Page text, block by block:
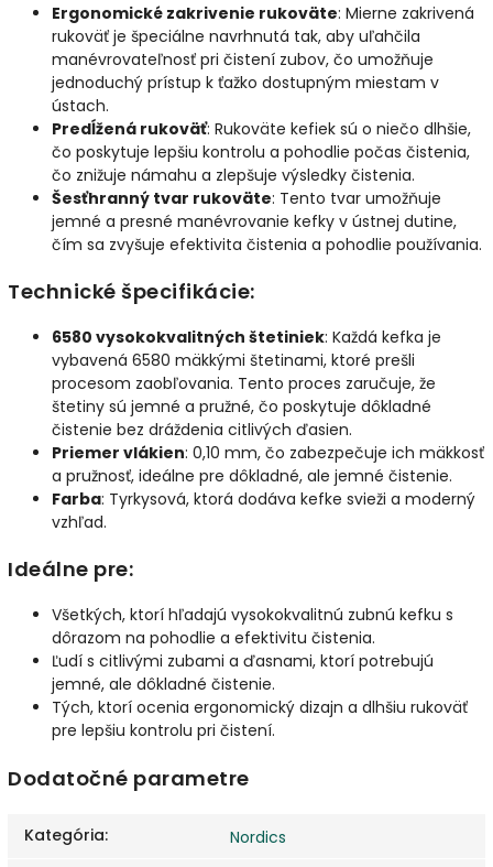
Ergonomické zakrivenie rukoväte: Mierne zakrivená
rukoväť je špeciálne navrhnutá tak, aby uľahčila
manévrovateľnosť pri čistení zubov, čo umožňuje
jednoduchý prístup k ťažko dostupným miestam v
ústach.
Predĺžená rukoväť: Rukoväte kefiek sú o niečo dlhšie,
čo poskytuje lepšiu kontrolu a pohodlie počas čistenia,
čo znižuje námahu a zlepšuje výsledky čistenia.
Šesťhranný tvar rukoväte: Tento tvar umožňuje
jemné a presné manévrovanie kefky v ústnej dutine,
čím sa zvyšuje efektivita čistenia a pohodlie používania.
Technické špecifikácie:
6580 vysokokvalitných štetiniek: Každá kefka je
vybavená 6580 mäkkými štetinami, ktoré prešli
procesom zaobľovania. Tento proces zaručuje, že
štetiny sú jemné a pružné, čo poskytuje dôkladné
čistenie bez dráždenia citlivých ďasien.
Priemer vlákien: 0,10 mm, čo zabezpečuje ich mäkkosť
a pružnosť, ideálne pre dôkladné, ale jemné čistenie.
Farba: Tyrkysová, ktorá dodáva kefke svieži a moderný
vzhľad.
Ideálne pre:
Všetkých, ktorí hľadajú vysokokvalitnú zubnú kefku s
dôrazom na pohodlie a efektivitu čistenia.
Ľudí s citlivými zubami a ďasnami, ktorí potrebujú
jemné, ale dôkladné čistenie.
Tých, ktorí ocenia ergonomický dizajn a dlhšiu rukoväť
pre lepšiu kontrolu pri čistení.
Dodatočné parametre
Kategória:
Nordics